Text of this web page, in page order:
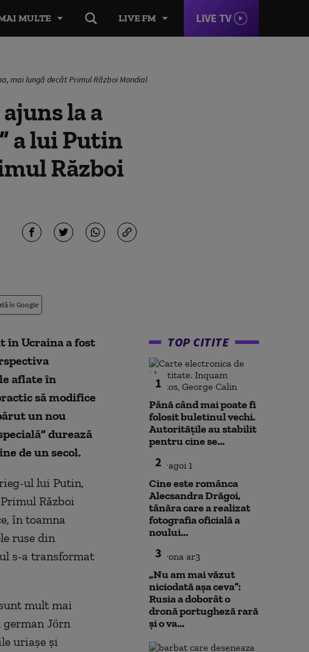
LIVE FM LIVE TV
MULTE
mai lungă decât Primul Război Mondial
la a
a lui Putin
Război
în Google
în Ucraina a fost
aflate în
să modifice
un nou
durează
de un secol.
ul lui Putin,
Război
în toamna
ruse din
s-a transformat
mult mai
Jörn
uriașe și
TOP CITITE
1
Până când mai poate fi
folosit buletinul vechi.
Autoritățile au stabilit
pentru cine se...
2
Cine este românca
Alecsandra Drăgoi,
tânăra care a realizat
fotografia oficială a
noului...
3
„Nu am mai văzut
niciodată așa ceva”:
Rusia a doborât o
dronă portugheză rară
și o va...